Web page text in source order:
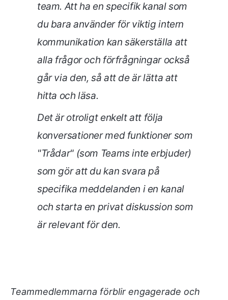
team. Att ha en specifik kanal som
du bara använder för viktig intern
kommunikation kan säkerställa att
alla frågor och förfrågningar också
går via den, så att de är lätta att
hitta och läsa.
Det är otroligt enkelt att följa
konversationer med funktioner som
"Trådar" (som Teams inte erbjuder)
som gör att du kan svara på
specifika meddelanden i en kanal
och starta en privat diskussion som
är relevant för den.
Teammedlemmarna förblir engagerade och